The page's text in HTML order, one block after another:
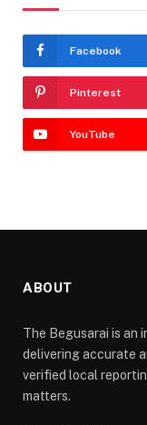
Facebook
Pinterest
YouTube
ABOUT
The Begusarai is an
delivering accurate
verified local
matters.